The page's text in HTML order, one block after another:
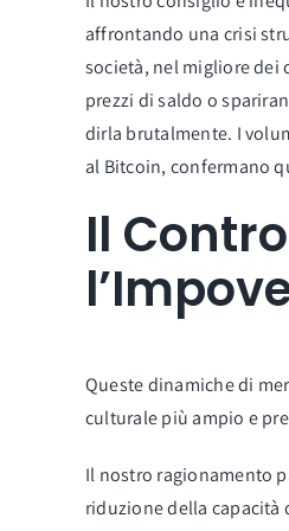
affrontando una crisi
società, nel migliore dei
prezzi di saldo o
dirla brutalmente. I
al Bitcoin, confermano
Il
Queste dinamiche di
culturale più ampio e
Il nostro ragionamento
riduzione della capacità